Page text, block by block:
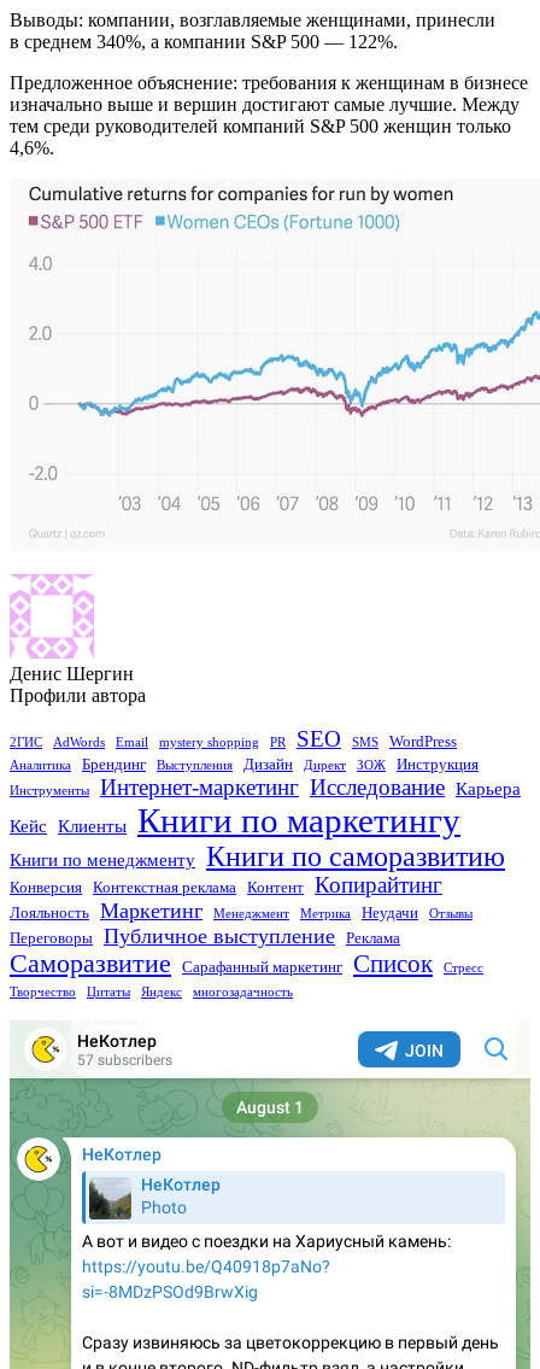
Выводы: компании, возглавляемые женщинами, принесли
в среднем 340%, а компании S&P 500 — 122%.
Предложенное объяснение: требования к женщинам в бизнесе
изначально выше и вершин достигают самые лучшие. Между
тем среди руководителей компаний S&P 500 женщин только
4,6%.
Денис Шергин
Профили автора
2ГИС AdWords Email mystery shopping PR SEO SMS WordPress
Аналитика Брендинг Выступления Дизайн Директ ЗОЖ Инструкция
Инструменты Интернет-маркетинг Исследование Карьера
Кейс
Клиенты Книги по маркетингу
Книги по менеджменту Книги по саморазвитию
Конверсия Контекстная реклама Контент Копирайтинг
Лояльность Маркетинг Менеджмент Метрика Неудачи Отзывы
Переговоры Публичное выступление Реклама
Саморазвитие Сарафанный маркетинг Список
Стресс
Творчество
Цитаты Яндекс многозадачность